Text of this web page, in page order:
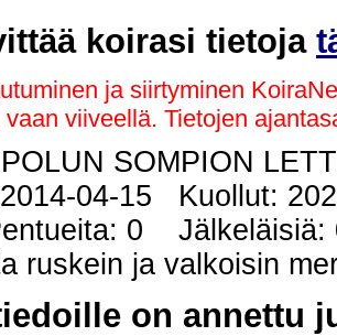
koirasi tietoja
ja siirtyminen
viiveellä. Tietojen
SOMPION
04-15 Kuollut:
0 Jälkeläisiä:
ruskein ja valkoisin
on annettu